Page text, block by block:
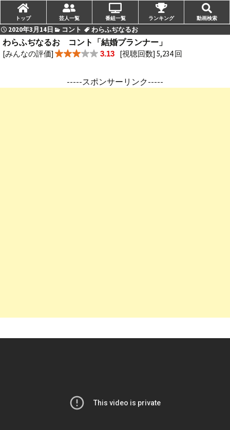
2020年3月14日 コント
わらふぢなるお
わらふぢなるお コント「結婚プランナー」
[みんなの評価] 3.13 [視聴回数] 5,234 回
-----スポンサーリンク-----
トップ 芸人一覧 番組一覧 ランキング 動画検索